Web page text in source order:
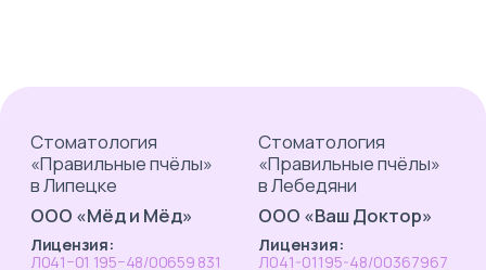
Лицензия:
Лицензия:
Адрес:398 002,
г. Липецк,
ул. Игнатьева Ф. С.,
д. 33, корпус 1,
помещение 5
399 610,
Липецкая область,
г. Лебедянь,
ул. Почтовая, д. 5А
ИНН — 4800003583
ОГРН — 1234800001567
ИНН — 4811012773
ОГРН — 1104811000546